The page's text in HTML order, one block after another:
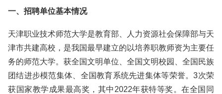
一、招聘单位基本情况
天津职业技术师范大学是教育部、人力资源社会保障部与天
津市共建高校，是我国最早建立的以培养职教师资为主要任
务的师范大学。获全国文明单位、全国文明校园、全国民族
团结进步模范集体、全国教育系统先进集体等荣誉。3次荣
获国家教学成果最高奖，其中2022年获特等奖。在全国同